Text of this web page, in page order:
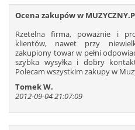
523 524 525
530
535
536 537
541
542 543
547
548 549
559
560
565
566 567
Ocena zakupów w
Rzetelna firma, poważnie i
klientów, nawet przy
zakupiony towar w pełni
szybka wysyłka i dobry
Polecam wszystkim zakupy w
Tomek W.
2012-09-04 21:07:09